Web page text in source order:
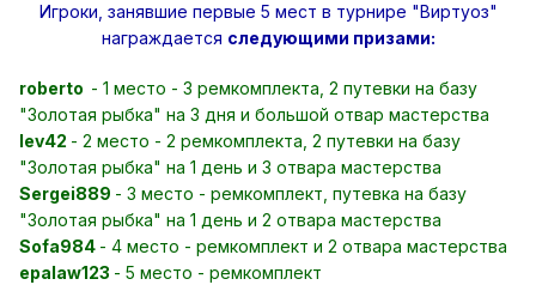
Игроки, занявшие первые 5 мест в турнире "Виртуоз"
награждается следующими призами:
roberto - 1 место - 3 ремкомплекта, 2 путевки на базу
"Золотая рыбка" на 3 дня и большой отвар мастерства
Iev42 - 2 место - 2 ремкомплекта, 2 путевки на базу
"Золотая рыбка" на 1 день и 3 отвара мастерства
Sergei889 - 3 место - ремкомплект, путевка на базу
"Золотая рыбка" на 1 день и 2 отвара мастерства
Sofa984 - 4 место - ремкомплект и 2 отвара мастерства
epalaw123 - 5 место - ремкомплект